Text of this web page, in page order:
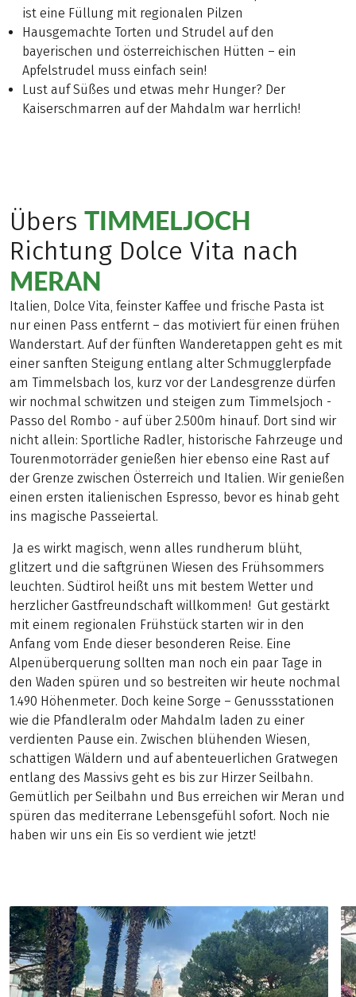
ist eine Füllung mit regionalen Pilzen
Hausgemachte Torten und Strudel auf den
bayerischen und österreichischen Hütten – ein
Apfelstrudel muss einfach sein!
Lust auf Süßes und etwas mehr Hunger? Der
Kaiserschmarren auf der Mahdalm war herrlich!
Übers TIMMELJOCH
Richtung Dolce Vita nach
MERAN
Italien, Dolce Vita, feinster Kaffee und frische Pasta ist
nur einen Pass entfernt – das motiviert für einen frühen
Wanderstart. Auf der fünften Wanderetappen geht es mit
einer sanften Steigung entlang alter Schmugglerpfade
am Timmelsbach los, kurz vor der Landesgrenze dürfen
wir nochmal schwitzen und steigen zum Timmelsjoch -
Passo del Rombo - auf über 2.500m hinauf. Dort sind wir
nicht allein: Sportliche Radler, historische Fahrzeuge und
Tourenmotorräder genießen hier ebenso eine Rast auf
der Grenze zwischen Österreich und Italien. Wir genießen
einen ersten italienischen Espresso, bevor es hinab geht
ins magische Passeiertal.
Ja es wirkt magisch, wenn alles rundherum blüht,
glitzert und die saftgrünen Wiesen des Frühsommers
leuchten. Südtirol heißt uns mit bestem Wetter und
herzlicher Gastfreundschaft willkommen! Gut gestärkt
mit einem regionalen Frühstück starten wir in den
Anfang vom Ende dieser besonderen Reise. Eine
Alpenüberquerung sollten man noch ein paar Tage in
den Waden spüren und so bestreiten wir heute nochmal
1.490 Höhenmeter. Doch keine Sorge – Genussstationen
wie die Pfandleralm oder Mahdalm laden zu einer
verdienten Pause ein. Zwischen blühenden Wiesen,
schattigen Wäldern und auf abenteuerlichen Gratwegen
entlang des Massivs geht es bis zur Hirzer Seilbahn.
Gemütlich per Seilbahn und Bus erreichen wir Meran und
spüren das mediterrane Lebensgefühl sofort. Noch nie
haben wir uns ein Eis so verdient wie jetzt!